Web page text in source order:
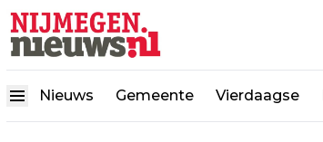
Nieuws Gemeente Vierdaagse